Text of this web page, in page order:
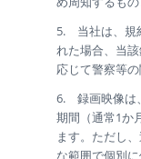
5. 当社は、規
れた場合、当
応じて警察等
6. 録画映像は
期間（通常1か
ます。ただし
な範囲で個別